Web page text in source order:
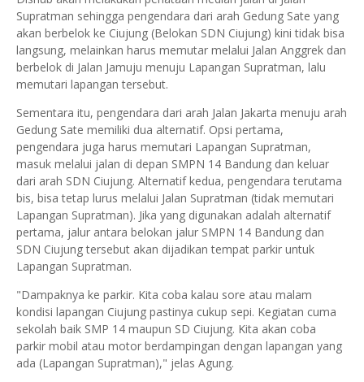
Supratman sehingga pengendara dari arah Gedung Sate yang
akan berbelok ke Ciujung (Belokan SDN Ciujung) kini tidak bisa
langsung, melainkan harus memutar melalui Jalan Anggrek dan
berbelok di Jalan Jamuju menuju Lapangan Supratman, lalu
memutari lapangan tersebut.
Sementara itu, pengendara dari arah Jalan Jakarta menuju arah
Gedung Sate memiliki dua alternatif. Opsi pertama,
pengendara juga harus memutari Lapangan Supratman,
masuk melalui jalan di depan SMPN 14 Bandung dan keluar
dari arah SDN Ciujung. Alternatif kedua, pengendara terutama
bis, bisa tetap lurus melalui Jalan Supratman (tidak memutari
Lapangan Supratman). Jika yang digunakan adalah alternatif
pertama, jalur antara belokan jalur SMPN 14 Bandung dan
SDN Ciujung tersebut akan dijadikan tempat parkir untuk
Lapangan Supratman.
"Dampaknya ke parkir. Kita coba kalau sore atau malam
kondisi lapangan Ciujung pastinya cukup sepi. Kegiatan cuma
sekolah baik SMP 14 maupun SD Ciujung. Kita akan coba
parkir mobil atau motor berdampingan dengan lapangan yang
ada (Lapangan Supratman)," jelas Agung.